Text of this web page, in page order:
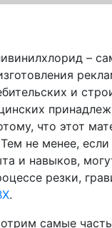
–
и
что этот
не менее,
и навыков,
резки,
.
самые